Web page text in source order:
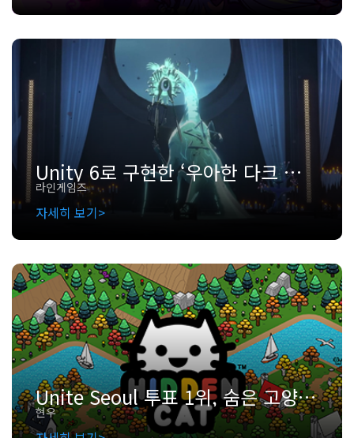
Unity 6로 구현한 ‘우아한 다크 판타지’의 세계: 엠버 앤 블레이드
라인게임즈
자세히 보기
Unite Seoul 투표 1위, 숨은 고양이 속에 담긴 인디 게임 개발 이야기: 찾았냥(Hidden Cat)
현우